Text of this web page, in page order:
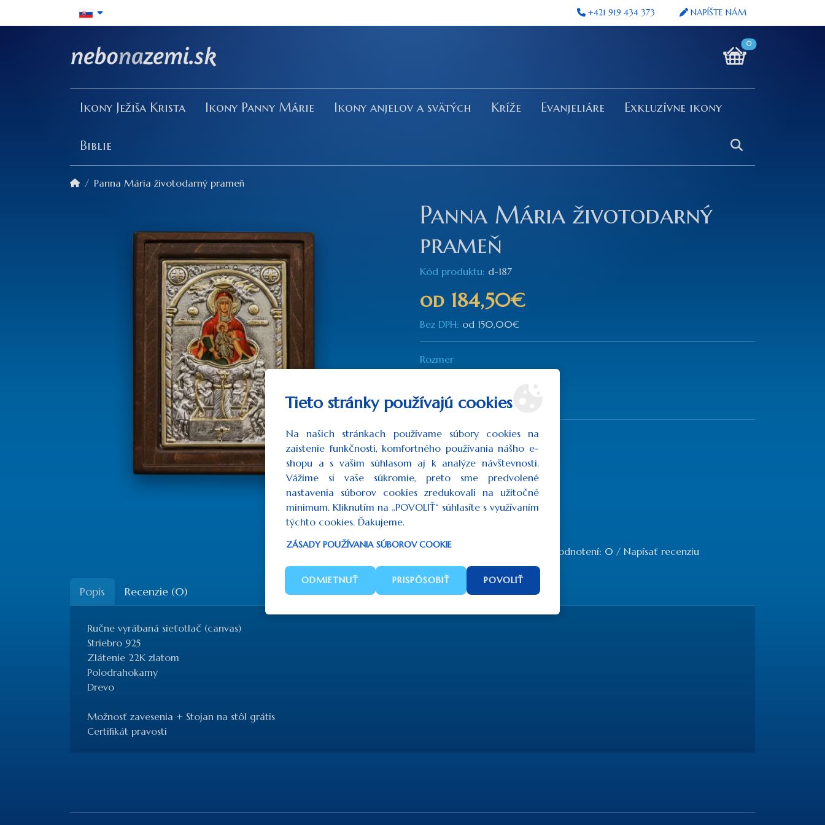
+421 919 434 373 NAPÍŠTE NÁM
0
Ikony Ježiša Krista Ikony Panny Márie Ikony anjelov a svätých Kríže Evanjeliáre Exkluzívne ikony
Biblie
Panna Mária životodarný prameň
Panna Mária životodarný
prameň
Kód produktu: d-187
od 184,50€
Bez DPH: od 150,00€
Rozmer
40x27 cm(455,10€)
Množstvo
DO KOŠÍKA
Počet hodnotení: 0 / Napísať recenziu
Popis Recenzie (0)
Ručne vyrábaná sieťotlač (canvas)
Striebro 925
Zlátenie 22K zlatom
Polodrahokamy
Drevo
Možnosť zavesenia + Stojan na stôl grátis
Certifikát pravosti
Tieto stránky používajú cookies
Na našich stránkach používame súbory cookies na
zaistenie funkčnosti, komfortného používania nášho e-
shopu a s vašim súhlasom aj k analýze návštevnosti.
Vážime si vaše súkromie, preto sme predvolené
nastavenia súborov cookies zredukovali na užitočné
minimum. Kliknutím na „POVOLIŤ“ súhlasíte s využívaním
týchto cookies. Ďakujeme.
ZÁSADY POUŽÍVANIA SÚBOROV COOKIE
ODMIETNUŤ PRISPÔSOBIŤ POVOLIŤ